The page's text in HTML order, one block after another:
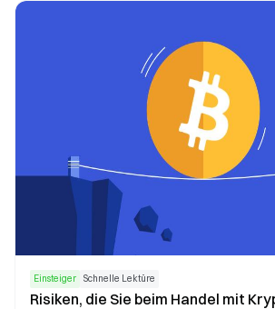
Einsteiger Schnelle Lektüre
Risiken, die Sie beim Handel mit